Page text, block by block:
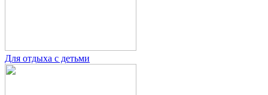
Для отдыха с детьми